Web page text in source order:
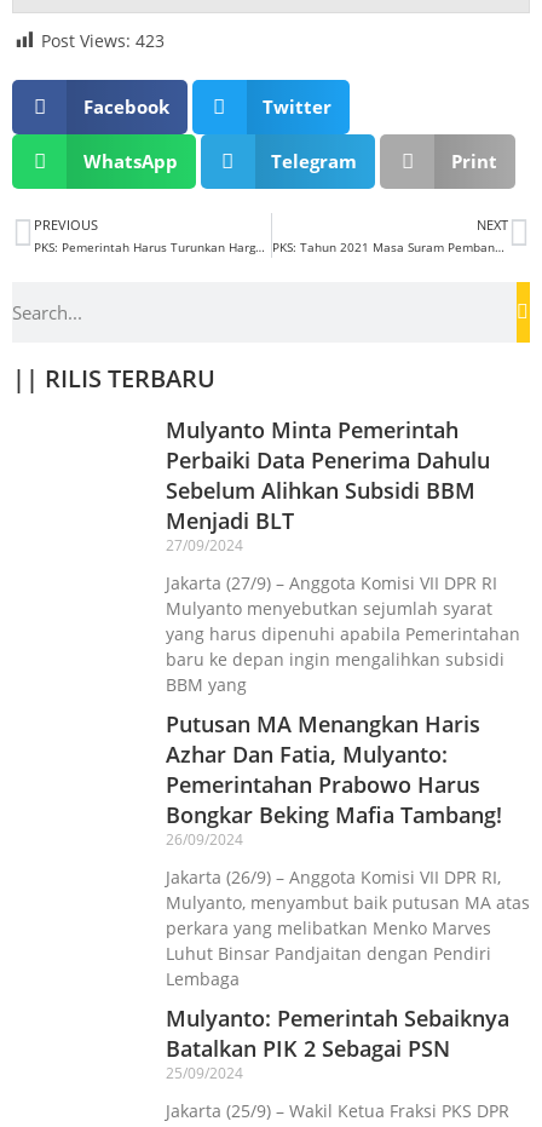
Post Views: 423
Facebook Twitter
WhatsApp Telegram Print
PREVIOUS
PKS: Pemerintah Harus Turunkan Harga Pertalite Kalau Ingin Hapus Premium
NEXT
PKS: Tahun 2021 Masa Suram Pembangunan Riset Nasional
|| RILIS TERBARU
Mulyanto Minta Pemerintah
Perbaiki Data Penerima Dahulu
Sebelum Alihkan Subsidi BBM
Menjadi BLT
27/09/2024
Jakarta (27/9) – Anggota Komisi VII DPR RI
Mulyanto menyebutkan sejumlah syarat
yang harus dipenuhi apabila Pemerintahan
baru ke depan ingin mengalihkan subsidi
BBM yang
Putusan MA Menangkan Haris
Azhar Dan Fatia, Mulyanto:
Pemerintahan Prabowo Harus
Bongkar Beking Mafia Tambang!
26/09/2024
Jakarta (26/9) – Anggota Komisi VII DPR RI,
Mulyanto, menyambut baik putusan MA atas
perkara yang melibatkan Menko Marves
Luhut Binsar Pandjaitan dengan Pendiri
Lembaga
Mulyanto: Pemerintah Sebaiknya
Batalkan PIK 2 Sebagai PSN
25/09/2024
Jakarta (25/9) – Wakil Ketua Fraksi PKS DPR